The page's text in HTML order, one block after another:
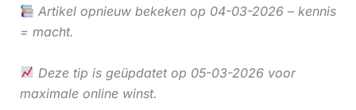
Artikel opnieuw bekeken op 04-03-2026 – kennis
= macht.
Deze tip is geüpdatet op 05-03-2026 voor
maximale online winst.